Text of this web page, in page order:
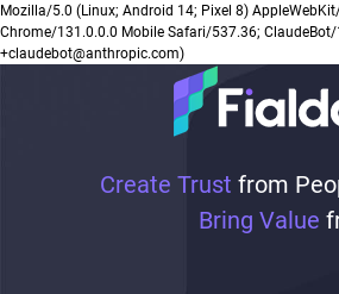
Create Trust from
Bring Value
Mozilla/5.0 (Linux; Android 14; Pixel 8)
Chrome/131.0.0.0 Mobile Safari/537.36; ClaudeBot/
+claudebot@anthropic.com)